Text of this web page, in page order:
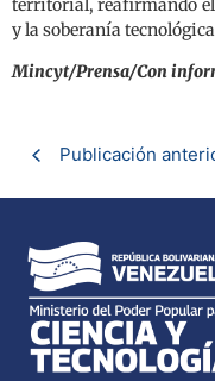
territorial, reafirmando
y la soberanía
Mincyt/Prensa/Con
Publicación